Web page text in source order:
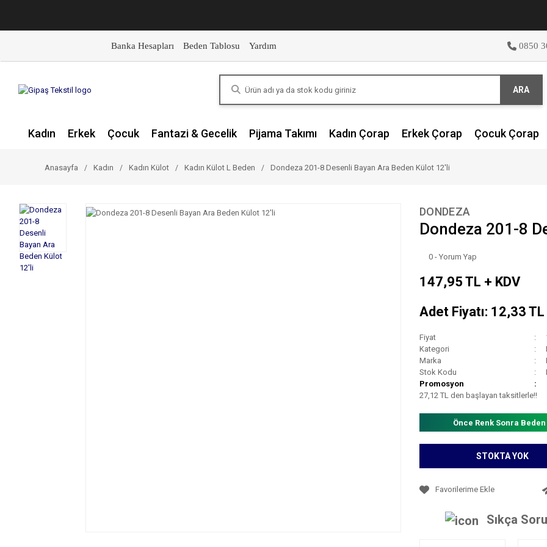
Banka Hesapları Beden Tablosu Yardım 0850
ARA
Kadın Erkek Çocuk Fantazi & Gecelik Pijama Takımı Kadın Çorap Erkek Çorap Çocuk Çorap
Anasayfa Kadın Kadın Külot Kadın Külot L Beden Dondeza 201-8 Desenli Bayan Ara Beden Külot 12'li
DONDEZA
Dondeza 201-8
0 - Yorum Yap
147,95 TL + KDV
Adet Fiyatı: 12,33 TL
Fiyat
Kategori
Marka
Stok Kodu
Promosyon
27,12 TL den başlayan taksitlerle!!
Önce Renk Sonra
STOKTA YOK
Sıkça